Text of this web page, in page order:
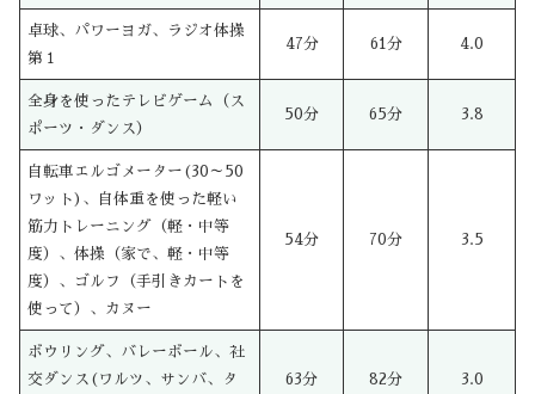
卓球、パワーヨガ、ラジオ体操
第１
47分 61分 4.0
全身を使ったテレビゲーム（ス
ポーツ・ダンス）
50分 65分 3.8
自転車エルゴメーター(30～50
ワット)、自体重を使った軽い
筋力トレーニング（軽・中等
度）、体操（家で、軽・中等
度）、ゴルフ（手引きカートを
使って）、カヌー
54分 70分 3.5
ボウリング、バレーボール、社
交ダンス(ワルツ、サンバ、タ
63分 82分 3.0